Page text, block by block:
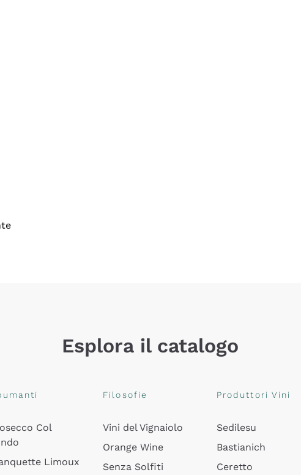
Esplora il catalogo
Col
Limoux
Filosofie
Vini del Vignaiolo
Orange Wine
Senza Solfiti
Produttori Vini
Sedilesu
Bastianich
Ceretto